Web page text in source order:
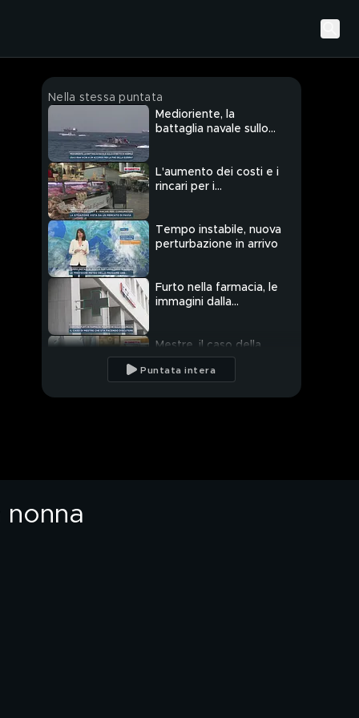
Nella stessa puntata
Medioriente, la
battaglia navale sullo
L'aumento dei costi e i
rincari per i
Tempo instabile, nuova
perturbazione in arrivo
Furto nella farmacia, le
immagini dalla
Mestre, il caso della
farmacia nel mirino dei
ladri
Puntata intera